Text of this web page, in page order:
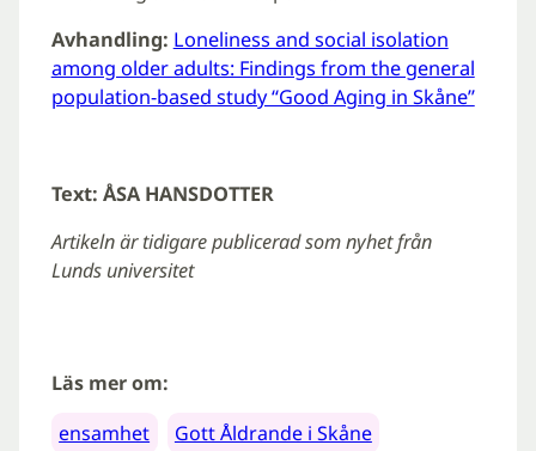
Avhandling: Loneliness and social isolation
among older adults: Findings from the general
population-based study “Good Aging in Skåne”
Text: ÅSA HANSDOTTER
Artikeln är tidigare publicerad som nyhet från
Lunds universitet
Läs mer om:
ensamhet
Gott Åldrande i Skåne